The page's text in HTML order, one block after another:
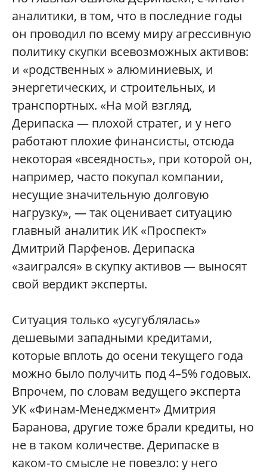
аналитики, в том, что в последние годы
он проводил по всему миру агрессивную
политику скупки всевозможных активов:
и «родственных » алюминиевых, и
энергетических, и строительных, и
транспортных. «На мой взгляд,
Дерипаска — плохой стратег, и у него
работают плохие финансисты, отсюда
некоторая «всеядность», при которой он,
например, часто покупал компании,
несущие значительную долговую
нагрузку», — так оценивает ситуацию
главный аналитик ИК «Проспект»
Дмитрий Парфенов. Дерипаска
«заигрался» в скупку активов — выносят
свой вердикт эксперты.
Ситуация только «усугублялась»
дешевыми западными кредитами,
которые вплоть до осени текущего года
можно было получить под 4–5% годовых.
Впрочем, по словам ведущего эксперта
УК «Финам-Менеджмент» Дмитрия
Баранова, другие тоже брали кредиты, но
не в таком количестве. Дерипаске в
каком-то смысле не повезло: у него